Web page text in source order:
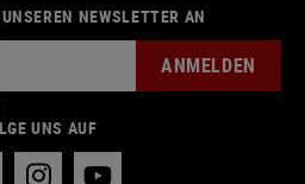
NEWSLETTER AN
ANMELDEN
UNS AUF